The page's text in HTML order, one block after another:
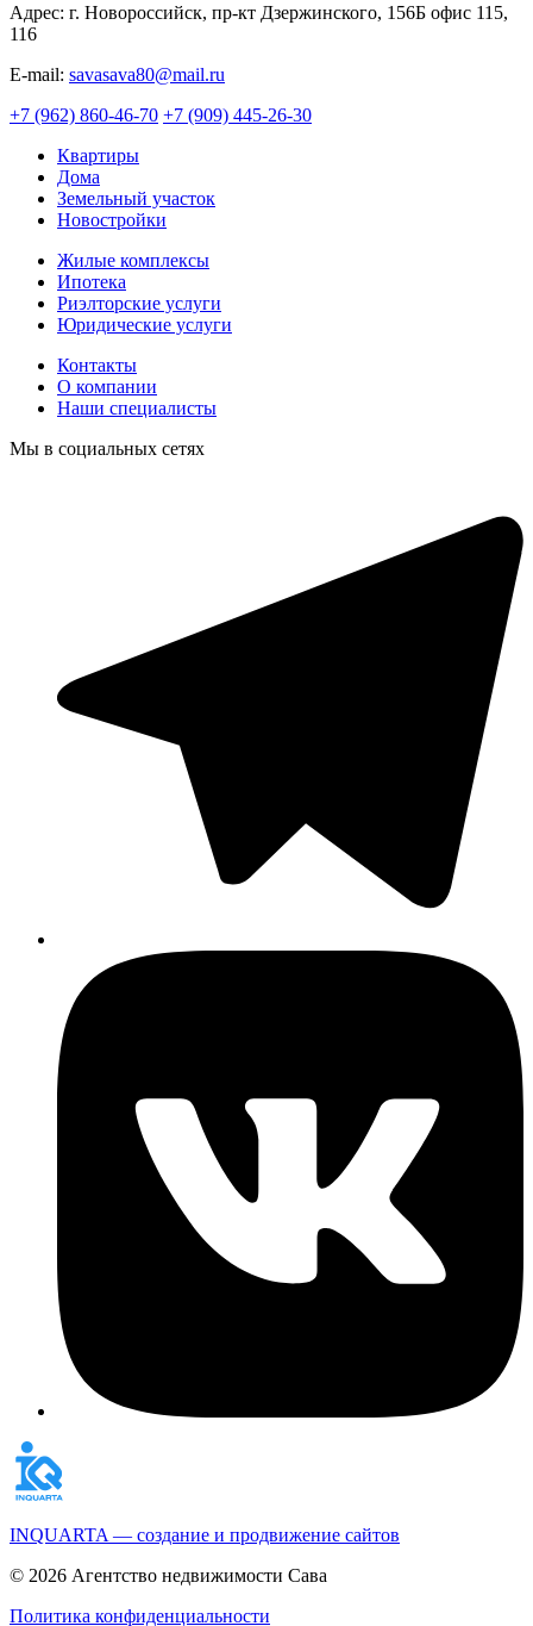
Адрес: г. Новороссийск, пр-кт Дзержинского, 156Б офис 115,
116
E-mail: savasava80@mail.ru
+7 (962) 860-46-70 +7 (909) 445-26-30
Квартиры
Дома
Земельный участок
Новостройки
Жилые комплексы
Ипотека
Риэлторские услуги
Юридические услуги
Контакты
О компании
Наши специалисты
Мы в социальных сетях
INQUARTA — создание и продвижение сайтов
© 2026 Агентство недвижимости Сава
Политика конфиденциальности